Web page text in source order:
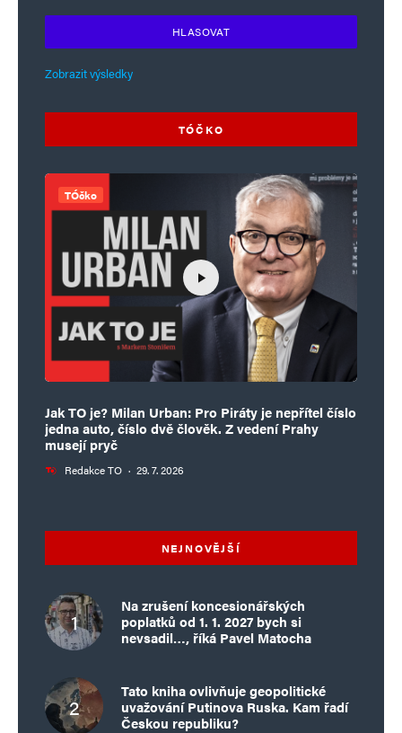
HLASOVAT
Zobrazit výsledky
TÓČKO
TÓčko
Jak TO je? Milan Urban: Pro Piráty je nepřítel číslo
jedna auto, číslo dvě člověk. Z vedení Prahy
musejí pryč
Redakce TO · 29. 7. 2026
NEJNOVĚJŠÍ
Na zrušení koncesionářských
poplatků od 1. 1. 2027 bych si
nevsadil…, říká Pavel Matocha
Tato kniha ovlivňuje geopolitické
uvažování Putinova Ruska. Kam řadí
Českou republiku?